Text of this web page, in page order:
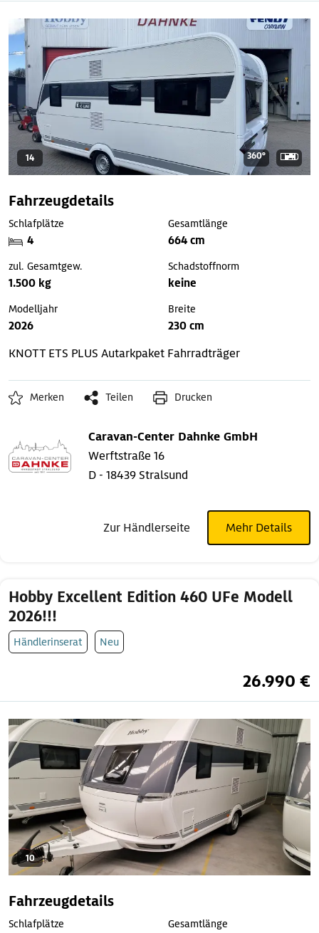
14 360°
Fahrzeugdetails
Schlafplätze
4
Gesamtlänge
664 cm
zul. Gesamtgew.
1.500 kg
Schadstoffnorm
keine
Modelljahr
2026
Breite
230 cm
KNOTT ETS PLUS Autarkpaket Fahrradträger
Merken Teilen Drucken
Caravan-Center Dahnke GmbH
Werftstraße 16
D - 18439 Stralsund
Zur Händlerseite Mehr Details
Hobby Excellent Edition 460 UFe Modell
2026!!!
Händlerinserat Neu
26.990 €
10
Fahrzeugdetails
Schlafplätze Gesamtlänge